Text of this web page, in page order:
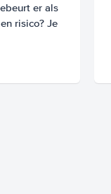
er als
risico? Je